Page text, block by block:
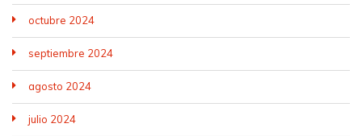
octubre 2024
septiembre 2024
agosto 2024
julio 2024